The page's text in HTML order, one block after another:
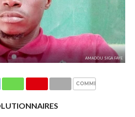
AMADOU SIGA FAYE
COMMENTAIRES